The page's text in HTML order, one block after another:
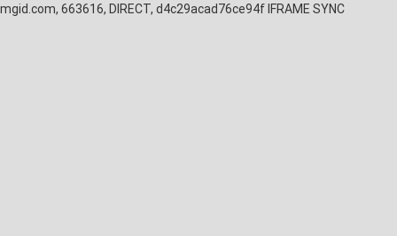
mgid.com, 663616, DIRECT, d4c29acad76ce94f IFRAME SYNC